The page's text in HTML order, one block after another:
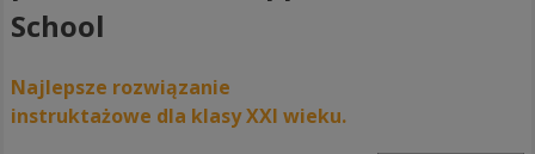
School
Najlepsze rozwiązanie
instruktażowe dla klasy XXI wieku.